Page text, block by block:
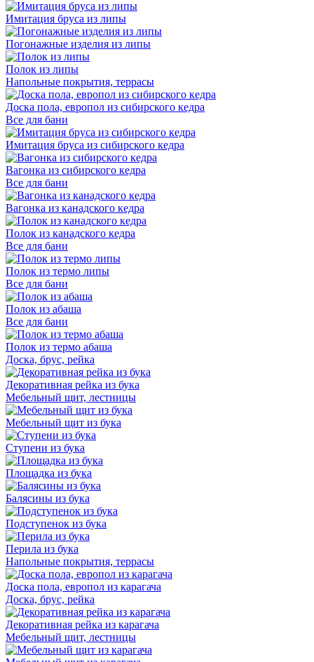
Имитация бруса из липы
Погонажные изделия из липы
Полок из липы
Напольные покрытия, террасы
Доска пола, европол из сибирского кедра
Все для бани
Имитация бруса из сибирского кедра
Вагонка из сибирского кедра
Все для бани
Вагонка из канадского кедра
Полок из канадского кедра
Все для бани
Полок из термо липы
Все для бани
Полок из абаша
Все для бани
Полок из термо абаша
Доска, брус, рейка
Декоративная рейка из бука
Мебельный щит, лестницы
Мебельный щит из бука
Ступени из бука
Площадка из бука
Балясины из бука
Подступенок из бука
Перила из бука
Напольные покрытия, террасы
Доска пола, европол из карагача
Доска, брус, рейка
Декоративная рейка из карагача
Мебельный щит, лестницы